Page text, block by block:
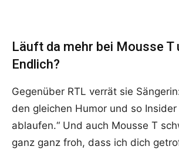
Läuft da mehr bei Mousse T
Endlich?
Gegenüber RTL verrät sie
den gleichen Humor und so
ablaufen.“ Und auch Mousse T
ganz ganz froh, dass ich dich